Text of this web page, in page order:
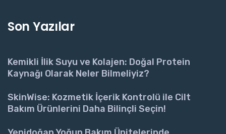
Son Yazılar
Kemikli İlik Suyu ve Kolajen: Doğal Protein
Kaynağı Olarak Neler Bilmeliyiz?
SkinWise: Kozmetik İçerik Kontrolü ile Cilt
Bakım Ürünlerini Daha Bilinçli Seçin!